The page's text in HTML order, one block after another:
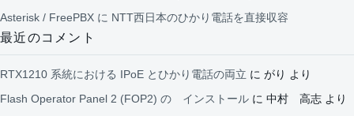
Asterisk / FreePBX に NTT西日本のひかり電話を直接収容
最近のコメント
RTX1210 系統における IPoE とひかり電話の両立 に がり より
Flash Operator Panel 2 (FOP2) の インストール に 中村 高志 より